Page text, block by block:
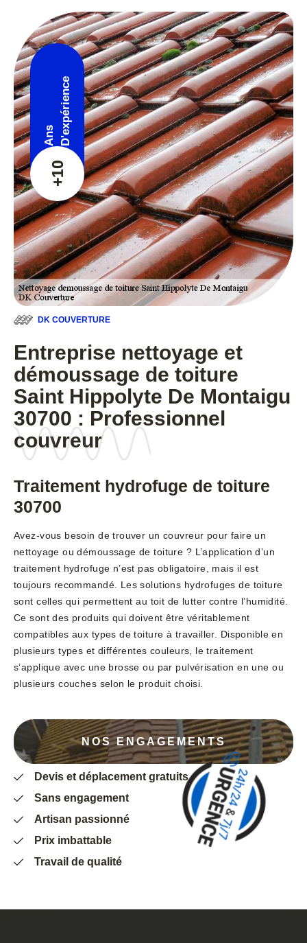
+10
Ans D'expérience
DK COUVERTURE
Entreprise nettoyage et
démoussage de toiture
Saint Hippolyte De Montaigu
30700 : Professionnel
couvreur
Traitement hydrofuge de toiture
30700
Avez-vous besoin de trouver un couvreur pour faire un
nettoyage ou démoussage de toiture ? L’application d’un
traitement hydrofuge n’est pas obligatoire, mais il est
toujours recommandé. Les solutions hydrofuges de toiture
sont celles qui permettent au toit de lutter contre l’humidité.
Ce sont des produits qui doivent être véritablement
compatibles aux types de toiture à travailler. Disponible en
plusieurs types et différentes couleurs, le traitement
s’applique avec une brosse ou par pulvérisation en une ou
plusieurs couches selon le produit choisi.
NOS ENGAGEMENTS
Devis et déplacement gratuits
Sans engagement
Artisan passionné
Prix imbattable
Travail de qualité